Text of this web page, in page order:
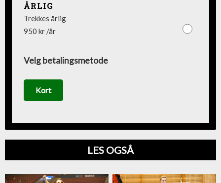
ÅRLIG
Trekkes årlig
950 kr /år
Velg betalingsmetode
Kort
LES OGSÅ